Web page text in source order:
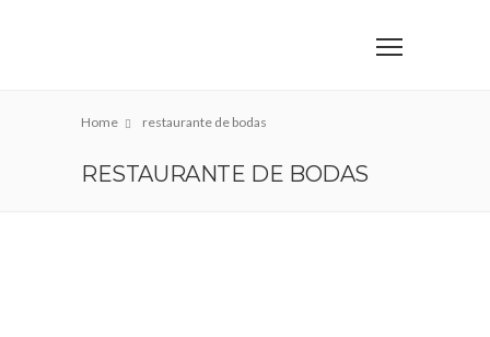
Home restaurante de bodas
RESTAURANTE DE BODAS